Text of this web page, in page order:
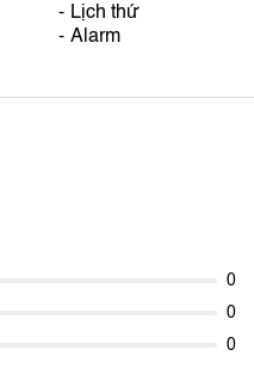
Lịch thứ
Alarm
0
0
0